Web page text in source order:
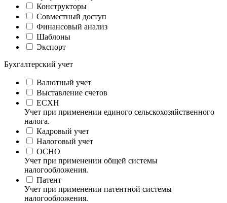
Конструкторы
Совместный доступ
Финансовый анализ
Шаблоны
Экспорт
Бухгалтерский учет
Валютный учет
Выставление счетов
ЕСХН
Учет при применении единого сельскохозяйственного
налога.
Кадровый учет
Налоговый учет
ОСНО
Учет при применении общей системы
налогообложения.
Патент
Учет при применении патентной системы
налогообложения.